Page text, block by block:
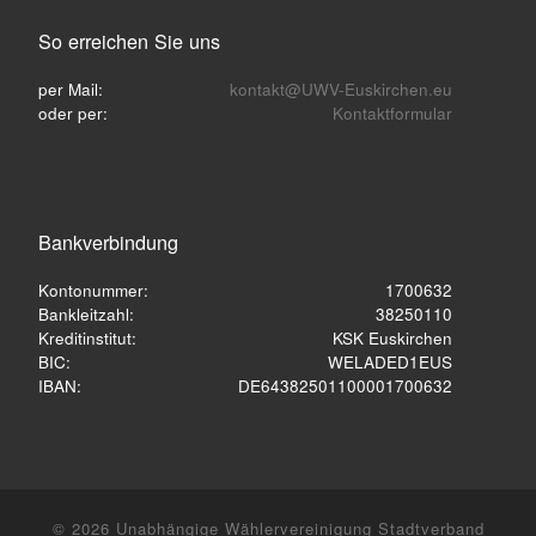
So erreichen Sie uns
per Mail:
kontakt@UWV-Euskirchen.eu
oder per:
Kontaktformular
Bankverbindung
Kontonummer:
1700632
Bankleitzahl:
38250110
Kreditinstitut:
KSK Euskirchen
BIC:
WELADED1EUS
IBAN:
DE64382501100001700632
© 2026 Unabhängige Wählervereinigung Stadtverband